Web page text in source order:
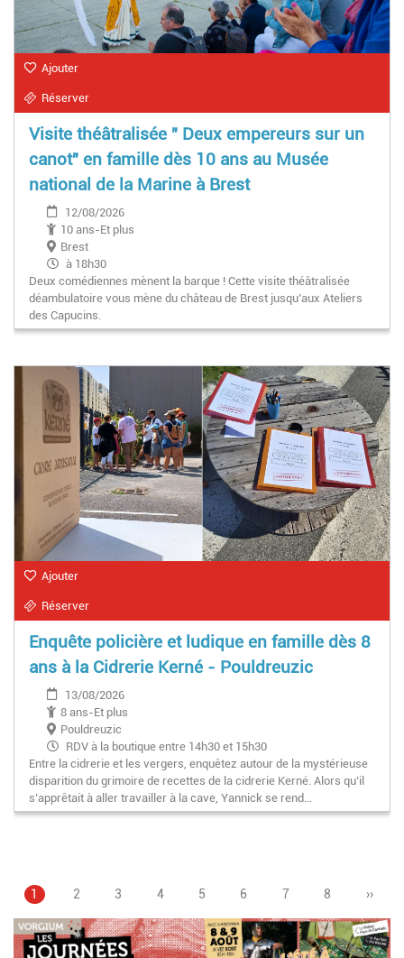
Ajouter
Réserver
Visite théâtralisée " Deux empereurs sur un
canot" en famille dès 10 ans au Musée
national de la Marine à Brest
12/08/2026
10 ans-Et plus
Brest
à 18h30
Deux comédiennes mènent la barque ! Cette visite théâtralisée
déambulatoire vous mène du château de Brest jusqu’aux Ateliers
des Capucins.
Ajouter
Réserver
Enquête policière et ludique en famille dès 8
ans à la Cidrerie Kerné - Pouldreuzic
13/08/2026
8 ans-Et plus
Pouldreuzic
RDV à la boutique entre 14h30 et 15h30
Entre la cidrerie et les vergers, enquêtez autour de la mystérieuse
disparition du grimoire de recettes de la cidrerie Kerné. Alors qu’il
s’apprêtait à aller travailler à la cave, Yannick se rend…
Pagination
Page
1 Page
2 Page
3 Page
4 Page
5 Page
6 Page
7 Page
8
Page
››